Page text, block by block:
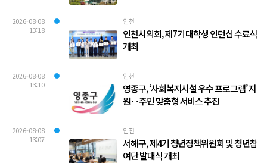
2026-08-08
13:18
인천
인천시의회, 제7기 대학생 인턴십 수료식
개최
2026-08-08
13:10
인천
영종구, ‘사회복지시설 우수 프로그램’ 지
원‥주민 맞춤형 서비스 추진
2026-08-08
13:07
인천
서해구, 제4기 청년정책위원회 및 청년참
여단 발대식 개최